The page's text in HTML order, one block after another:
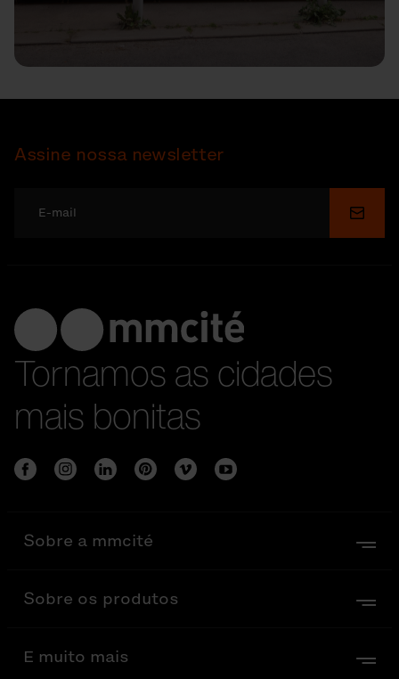
Assine nossa newsletter
Enviar
Tornamos as cidades
mais bonitas
Sobre a mmcité
Sobre os produtos
E muito mais